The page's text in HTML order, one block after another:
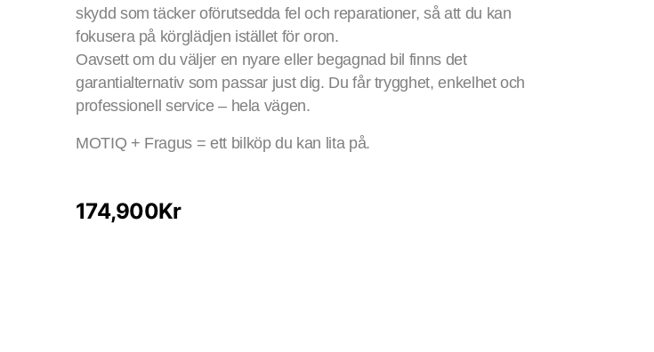
skydd som täcker oförutsedda fel och reparationer, så att du kan
fokusera på körglädjen istället för oron.
Oavsett om du väljer en nyare eller begagnad bil finns det
garantialternativ som passar just dig. Du får trygghet, enkelhet och
professionell service – hela vägen.
MOTIQ + Fragus = ett bilköp du kan lita på.
174,900Kr